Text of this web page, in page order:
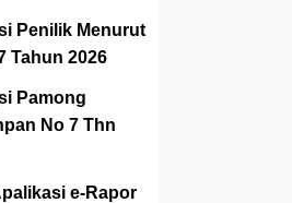
Penilik Menurut
Tahun 2026
Pamong
No 7 Thn
e-Rapor